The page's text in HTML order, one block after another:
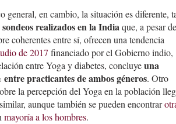
general, en cambio, la situación es diferente,
sondeos realizados en la Indiaque, a pesar de
coherentes entre sí, ofrecen una tendencia
de 2017 financiado por el Gobierno indio,
entre Yoga y diabetes, concluyeuna
practicantes de ambos géneros. Otro
la percepción del Yoga en la población
aunque también se pueden encontrar
mayoría a los hombres.